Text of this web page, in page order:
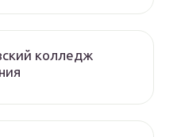
колледж